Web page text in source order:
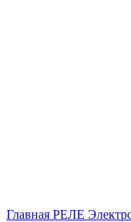
Главная РЕЛЕ